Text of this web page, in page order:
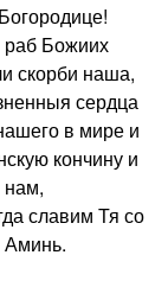
раб Божиих
скорби наша,
сердца
в мире и
кончину и
славим Тя со
Аминь.